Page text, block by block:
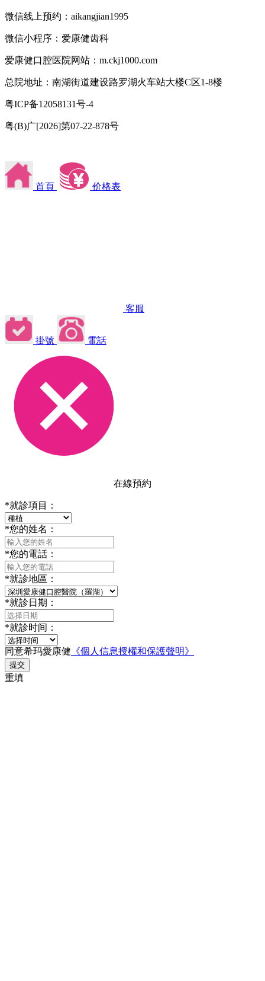
微信线上预约：aikangjian1995
微信小程序：爱康健齿科
爱康健口腔医院网站：m.ckj1000.com
总院地址：南湖街道建设路罗湖火车站大楼C区1-8楼
粤ICP备12058131号-4
粤(B)广[2026]第07-22-878号
首頁 价格表
客服
掛號 電話
在線預約
*就診項目：
*您的姓名：
*您的電話：
*就診地區：
*就診日期：
*就診时间：
同意希玛愛康健 《個人信息授權和保護聲明》
提交
重填